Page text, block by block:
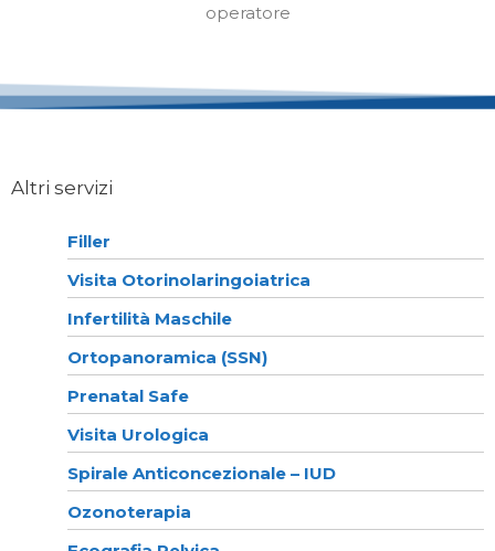
operatore
Altri servizi
Filler
Visita Otorinolaringoiatrica
Infertilità Maschile
Ortopanoramica (SSN)
Prenatal Safe
Visita Urologica
Spirale Anticoncezionale – IUD
Ozonoterapia